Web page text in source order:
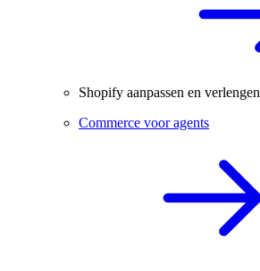
Shopify aanpassen en verlengen
Commerce voor agents